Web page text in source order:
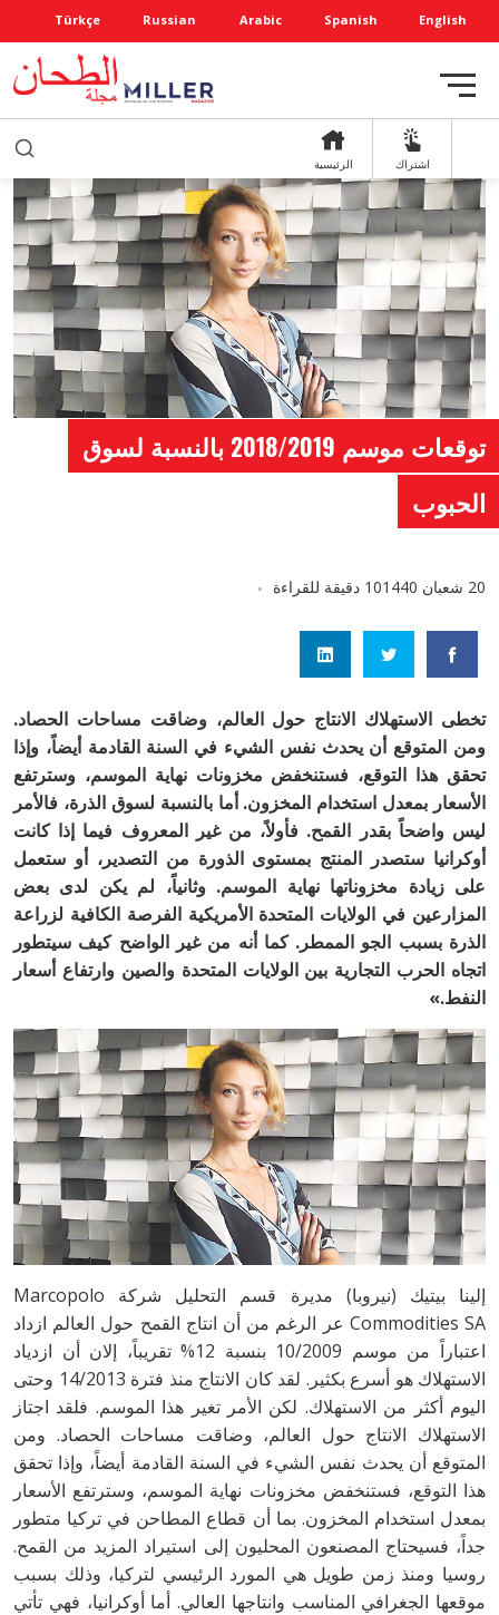
English
Spanish
Arabic
Russian
Türkçe
اشتراك الرئيسية
توقعات موسم 2018/2019 بالنسبة لسوق
الحبوب
20 شعبان 1440 10 دقيقة للقراءة
تخطى الاستهلاك الانتاج حول العالم، وضاقت مساحات الحصاد.
ومن المتوقع أن يحدث نفس الشيء في السنة القادمة أيضاً، وإذا
تحقق هذا التوقع، فستنخفض مخزونات نهاية الموسم، وسترتفع
الأسعار بمعدل استخدام المخزون. أما بالنسبة لسوق الذرة، فالأمر
ليس واضحاً بقدر القمح. فأولاً، من غير المعروف فيما إذا كانت
أوكرانيا ستصدر المنتج بمستوى الذورة من التصدير، أو ستعمل
على زيادة مخزوناتها نهاية الموسم. وثانياً، لم يكن لدى بعض
المزارعين في الولايات المتحدة الأمريكية الفرصة الكافية لزراعة
الذرة بسبب الجو الممطر. كما أنه من غير الواضح كيف سيتطور
اتجاه الحرب التجارية بين الولايات المتحدة والصين وارتفاع أسعار
النفط.»
إلينا بيتيك (نيروبا) مديرة قسم التحليل شركة Marcopolo
Commodities SA عر الرغم من أن انتاج القمح حول العالم ازداد
اعتباراً من موسم 10/2009 بنسبة 12% تقريباً، إلان أن ازدياد
الاستهلاك هو أسرع بكثير. لقد كان الانتاج منذ فترة 14/2013 وحتى
اليوم أكثر من الاستهلاك. لكن الأمر تغير هذا الموسم. فلقد اجتاز
الاستهلاك الانتاج حول العالم، وضاقت مساحات الحصاد. ومن
المتوقع أن يحدث نفس الشيء في السنة القادمة أيضاً، وإذا تحقق
هذا التوقع، فستنخفض مخزونات نهاية الموسم، وسترتفع الأسعار
بمعدل استخدام المخزون. بما أن قطاع المطاحن في تركيا متطور
جداً، فسيحتاج المصنعون المحليون إلى استيراد المزيد من القمح.
روسيا ومنذ زمن طويل هي المورد الرئيسي لتركيا، وذلك بسبب
موقعها الجغرافي المناسب وانتاجها العالي. أما أوكرانيا، فهي تأتي